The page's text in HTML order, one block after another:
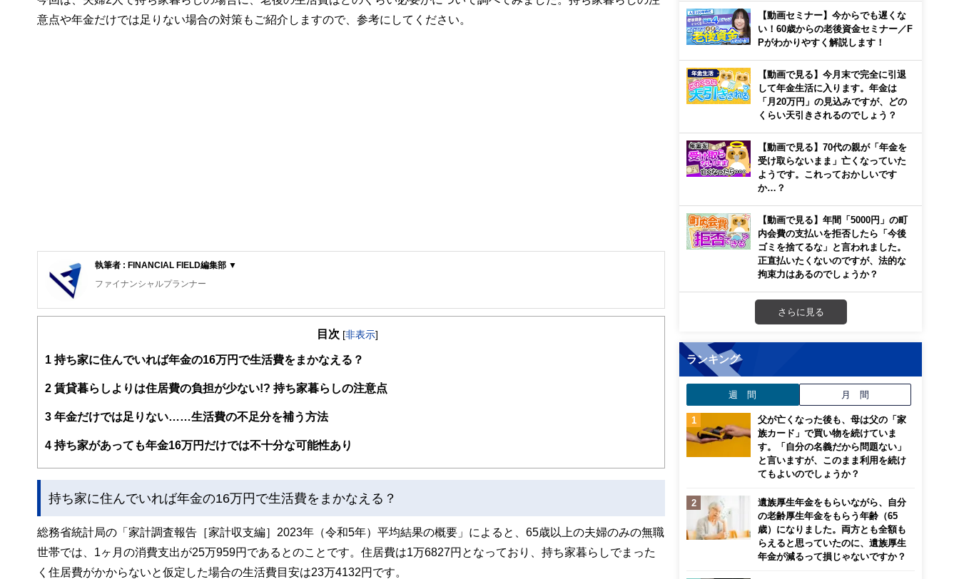
意点や年金だけでは足りない場合の対策もご紹介しますので、参考にしてください。
執筆者 : FINANCIAL FIELD編集部 ▼
ファイナンシャルプランナー
FinancialField編集部は、金融、経済に関する記事を、日々の暮らしにどのような影響を与えるかという視点で、お金の知識がない方でも理解でき
案から記事掲載まですべての工程に関わることで、読者目線のコンテンツを追求しています。
FinancialFieldの特徴は、ファイナンシャルプランナー、弁護士、税理士、宅地建物取引士、相続診断士、住宅ローンアドバイザー、DCプランナ
ー、公認会計士、社会保険労務士、行政書士、投資アナリスト、キャリアコンサルタントなど150名以上の有資格者を執筆者・監修者として迎
と、読み応えのあるコンテンツと確かな情報発信を実現しています。
私たちは、快適でより良い生活のアイデアを提供するお金のコンシェルジュを目指します。
目次 [非表示]
1 持ち家に住んでいれば年金の16万円で生活費をまかなえる？
2 賃貸暮らしよりは住居費の負担が少ない!? 持ち家暮らしの注意点
3 年金だけでは足りない……生活費の不足分を補う方法
4 持ち家があっても年金16万円だけでは不十分な可能性あり
持ち家に住んでいれば年金の16万円で生活費をまかなえる？
総務省統計局の「家計調査報告［家計収支編］2023年（令和5年）平均結果の概要」によると、65歳以上の夫婦のみの無職
世帯では、1ヶ月の消費支出が25万959円であるとのことです。住居費は1万6827円となっており、持ち家暮らしでまった
く住居費がかからないと仮定した場合の生活費目安は23万4132円です。
【動画セミナー】今からでも遅くな
い！60歳からの老後資金セミナー／F
Pがわかりやすく解説します！
【動画で見る】今月末で完全に引退
して年金生活に入ります。年金は
「月20万円」の見込みですが、どの
くらい天引きされるのでしょう？
【動画で見る】70代の親が「年金を
受け取らないまま」亡くなっていた
ようです。これっておかしいです
か…？
【動画で見る】年間「5000円」の町
内会費の支払いを拒否したら「今後
ゴミを捨てるな」と言われました。
正直払いたくないのですが、法的な
拘束力はあるのでしょうか？
さらに見る
ランキング
週 間 月 間
父が亡くなった後も、母は父の「家
族カード」で買い物を続けていま
す。「自分の名義だから問題ない」
と言いますが、このまま利用を続け
てもよいのでしょうか？
遺族厚生年金をもらいながら、自分
の老齢厚生年金をもらう年齢（65
歳）になりました。両方とも全額も
らえると思っていたのに、遺族厚生
年金が減るって損じゃないですか？